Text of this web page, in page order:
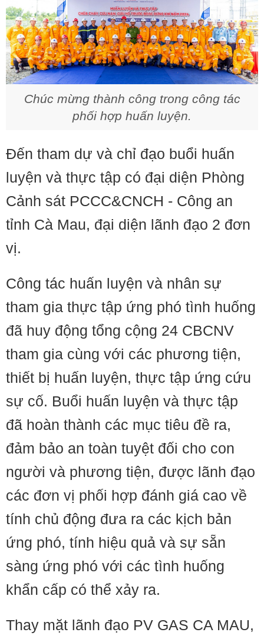
Chúc mừng thành công trong công tác
phối hợp huấn luyện.
Đến tham dự và chỉ đạo buổi huấn
luyện và thực tập có đại diện Phòng
Cảnh sát PCCC&CNCH - Công an
tỉnh Cà Mau, đại diện lãnh đạo 2 đơn
vị.
Công tác huấn luyện và nhân sự
tham gia thực tập ứng phó tình huống
đã huy động tổng cộng 24 CBCNV
tham gia cùng với các phương tiện,
thiết bị huấn luyện, thực tập ứng cứu
sự cố. Buổi huấn luyện và thực tập
đã hoàn thành các mục tiêu đề ra,
đảm bảo an toàn tuyệt đối cho con
người và phương tiện, được lãnh đạo
các đơn vị phối hợp đánh giá cao về
tính chủ động đưa ra các kịch bản
ứng phó, tính hiệu quả và sự sẵn
sàng ứng phó với các tình huống
khẩn cấp có thể xảy ra.
Thay mặt lãnh đạo PV GAS CA MAU,